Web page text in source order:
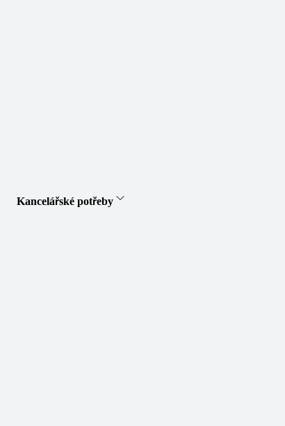
Kancelářské potřeby